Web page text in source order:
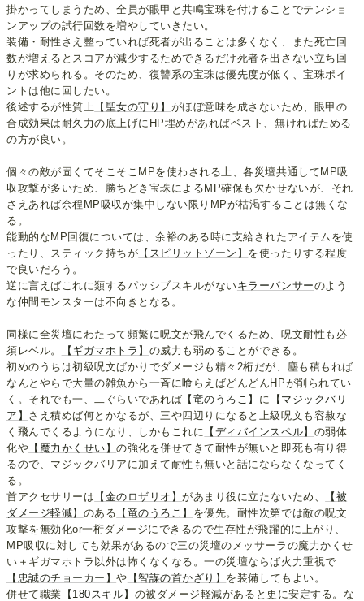
掛かってしまうため、全員が眼甲と共鳴宝珠を付けることでテンショ
ンアップの試行回数を増やしていきたい。
装備・耐性さえ整っていれば死者が出ることは多くなく、また死亡回
数が増えるとスコアが減少するためできるだけ死者を出さない立ち回
りが求められる。そのため、復讐系の宝珠は優先度が低く、宝珠ポイ
ントは他に回したい。
後述するが性質上 【聖女の守り】 がほぼ意味を成さないため、眼甲の
合成効果は耐久力の底上げにHP埋めがあればベスト、無ければためる
の方が良い。
個々の敵が固くてそこそこMPを使わされる上、各災壇共通してMP吸
収攻撃が多いため、勝ちどき宝珠によるMP確保も欠かせないが、それ
さえあれば余程MP吸収が集中しない限りMPが枯渇することは無くな
る。
能動的なMP回復については、余裕のある時に支給されたアイテムを使
ったり、スティック持ちが 【スピリットゾーン】 を使ったりする程度
で良いだろう。
逆に言えばこれに類するパッシブスキルがないキラーパンサーのよう
な仲間モンスターは不向きとなる。
同様に全災壇にわたって頻繁に呪文が飛んでくるため、呪文耐性も必
須レベル。
【ギガマホトラ】 の威力も弱めることができる。
初めのうちは初級呪文ばかりでダメージも精々2桁だが、塵も積もれば
なんとやらで大量の雑魚から一斉に喰らえばどんどんHPが削られてい
く。それでも一、二ぐらいであれば 【竜のうろこ】 に
【マジックバリ
ア】 さえ積めば何とかなるが、三や四辺りになると上級呪文も容赦な
く飛んでくるようになり、しかもこれに
【ディバインスペル】 の弱体
化や 【魔力かくせい】の強化を併せてきて耐性が無いと即死も有り得
るので、マジックバリアに加えて耐性も無いと話にならなくなってく
る。
首アクセサリーは 【金のロザリオ】があまり役に立たないため、
【被
ダメージ軽減】 のある 【竜のうろこ】 を優先。耐性次第では敵の呪文
攻撃を無効化or一桁ダメージにできるので生存性が飛躍的に上がり、
MP吸収に対しても効果があるので三の災壇のメッサーラの魔力かくせ
い＋ギガマホトラ以外は怖くなくなる。一の災壇ならば火力重視で
【忠誠のチョーカー】や 【智謀の首かざり】 を装備してもよい。
併せて職業 【180スキル】 の被ダメージ軽減があると更に安定する。な